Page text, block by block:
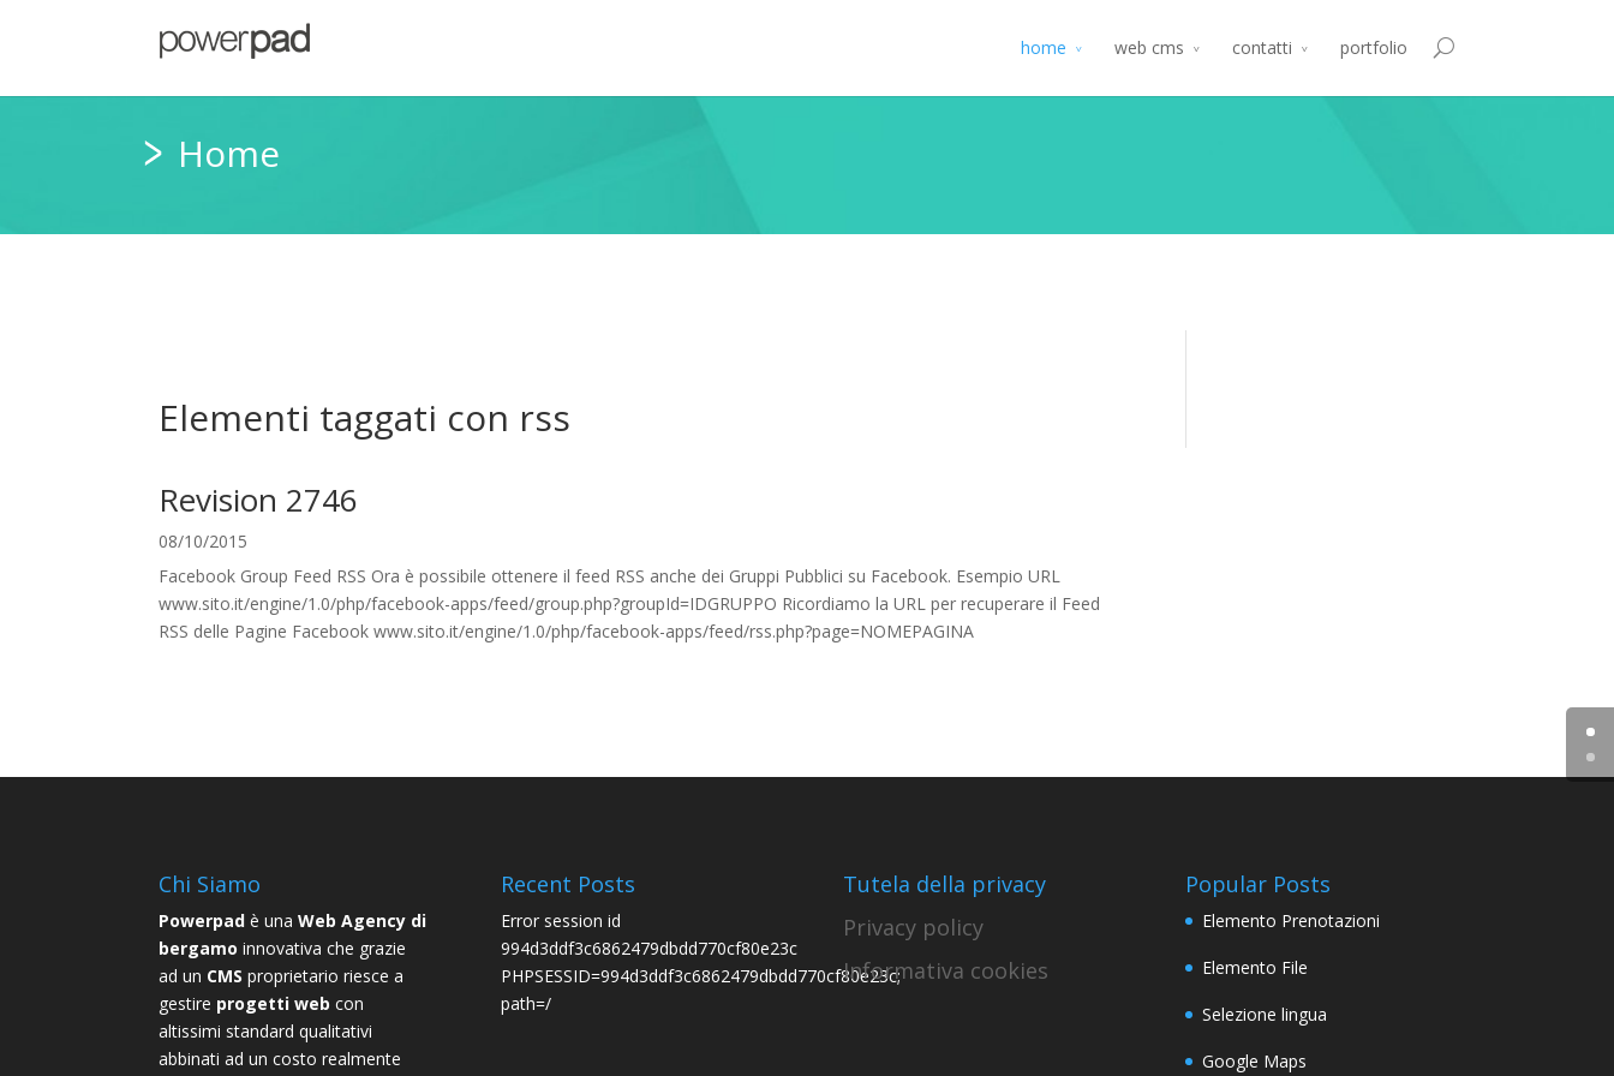
home web cms contatti portfolio
Home
Elementi taggati con rss
Revision 2746
08/10/2015
Facebook Group Feed RSS Ora è possibile ottenere il feed RSS anche dei Gruppi Pubblici su Facebook. Esempio URL
www.sito.it/engine/1.0/php/facebook-apps/feed/group.php?groupId=IDGRUPPO Ricordiamo la URL per recuperare il Feed
RSS delle Pagine Facebook www.sito.it/engine/1.0/php/facebook-apps/feed/rss.php?page=NOMEPAGINA
Chi Siamo
Powerpad è una Web Agency di
bergamo innovativa che grazie
ad un CMS proprietario riesce a
gestire progetti web con
altissimi standard qualitativi
abbinati ad un costo realmente
Recent Posts
Error session id
994d3ddf3c6862479dbdd770cf80e23c
PHPSESSID=994d3ddf3c6862479dbdd770cf80e23c;
path=/
Tutela della privacy
Privacy policy
Informativa cookies
Popular Posts
Elemento Prenotazioni
Elemento File
Selezione lingua
Google Maps